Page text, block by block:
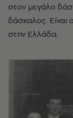
στον μεγάλο
δάσκαλος. Είναι
στην Ελλάδα.